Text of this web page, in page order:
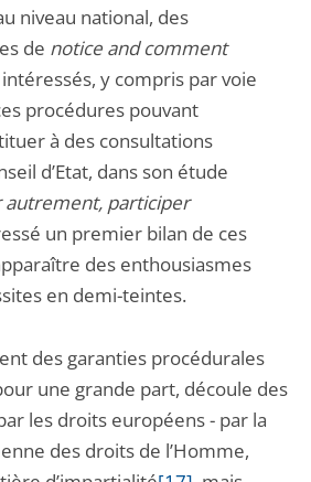
niveau national, des
de notice and comment
y compris par voie
procédures pouvant
à des consultations
d’Etat, dans son étude
autrement, participer
un premier bilan de ces
des enthousiasmes
en demi-teintes.
des garanties procédurales
une grande part, découle des
les droits européens - par la
des droits de l’Homme,